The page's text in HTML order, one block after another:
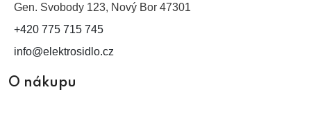
Gen. Svobody 123, Nový Bor 47301
+420 775 715 745
info@elektrosidlo.cz
O nákupu